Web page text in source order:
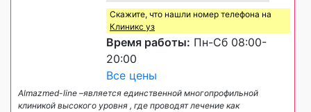
Скажите, что нашли номер телефона на
Клиникс уз
Время работы: Пн-Сб 08:00-
20:00
Все цены
Almazmed-line –является единственной многопрофильной
клиникой высокого уровня , где проводят лечение как